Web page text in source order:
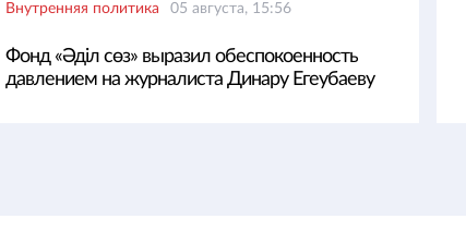
Внутренняя политика 05 августа, 15:56
Фонд «Әділ сөз» выразил обеспокоенность
давлением на журналиста Динару Егеубаеву